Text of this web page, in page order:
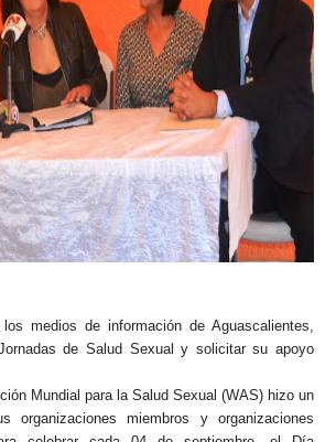
medios de información de Aguascalientes,
de Salud Sexual y solicitar su apoyo
Mundial para la Salud Sexual (WAS) hizo un
organizaciones miembros y organizaciones